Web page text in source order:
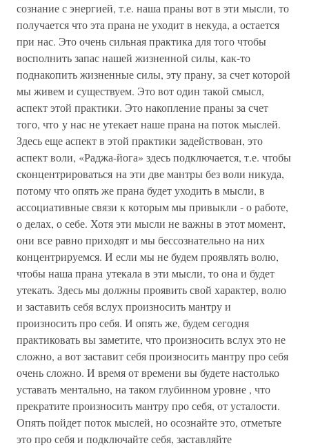
сознание с энергией, т.е. наша праны вот в эти мысли, то
получается что эта прана не уходит в некуда, а остается
при нас. Это очень сильная практика для того чтобы
восполнить запас нашей жизненной силы, как-то
поднакопить жизненные силы, эту прану, за счет которой
мы живем и существуем. Это вот один такой смысл,
аспект этой практики. Это накопление праны за счет
того, что у нас не утекает наше прана на поток мыслей.
Здесь еще аспект в этой практики задействован, это
аспект воли, «Раджа-йога» здесь подключается, т.е. чтобы
сконцентрироваться на эти две мантры без воли никуда,
потому что опять же прана будет уходить в мысли, в
ассоциативные связи к которым мы привыкли - о работе,
о делах, о себе. Хотя эти мысли не важны в этот момент,
они все равно приходят и мы бессознательно на них
концентрируемся. И если мы не будем проявлять волю,
чтобы наша прана утекала в эти мысли, то она и будет
утекать. Здесь мы должны проявить свой характер, волю
и заставить себя вслух произносить мантру и
произносить про себя. И опять же, будем сегодня
практиковать вы заметите, что произносить вслух это не
сложно, а вот заставит себя произносить мантру про себя
очень сложно. И время от времени вы будете настолько
уставать ментально, на таком глубинном уровне , что
прекратите произносить мантру про себя, от усталости.
Опять пойдет поток мыслей, но осознайте это, отметьте
это про себя и подключайте себя, заставляйте